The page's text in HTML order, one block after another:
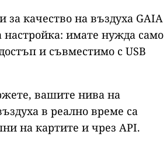
качество на въздуха GAIA
настройка: имате нужда само
и съвместимо с USB
вашите нива на
в реално време са
на картите и чрез API.